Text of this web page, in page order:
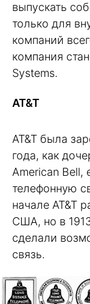
выпускать
только для
компаний
компания
Systems.
AT&T
AT&T была
года, как
American Bell,
телефонную
начале AT&T
США, но в
сделали
связь.